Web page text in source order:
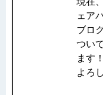
ェア
ブロ
つい
ます！
よろ